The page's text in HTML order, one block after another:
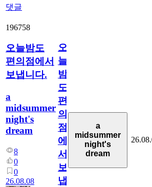
댓글
196758
오늘밤도
편의점에서
보냅니다.
a
midsummer
night's
dream
8
0
0
26.08.08
오
늘
밤
도
편
의
점
에
서
보
냅
a
midsummer
night's
dream